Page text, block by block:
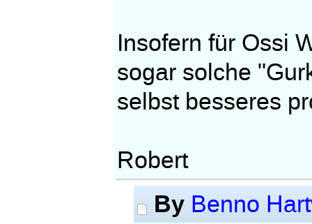
Insofern für Ossi
sogar solche
selbst besseres
Robert
By Benno